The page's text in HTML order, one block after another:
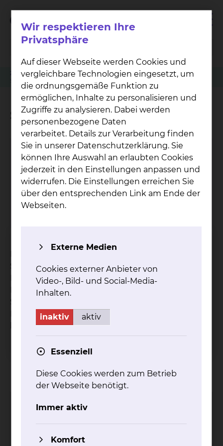
Zuweiser Tumorkonferenzen
Kardiologie & Intensivmedizin
Station Ost 3.2
Station Ost 3.2
Stationsleitung Ost 3.1
Dag­mar Ka­ve­mann
Fichtengrund 1, 38126 Braunschweig
Tel.:
Schwerpunkt liegt auf der Kardiologie und
Elektrophysiologie / Rhythmologie.
Durch die Telemetrieüberwachung im Bereich der
Station kann es ggf. zu einem eingeschränkten
Bewegungsradius zur eigenen Sicherheit
kommen.
Bildnachweise
Entgelttransparenz
Cookie Einstellungen
Wir respektieren Ihre
Privatsphäre
Auf dieser Webseite werden Cookies und
vergleichbare Technologien eingesetzt, um
die ordnungsgemäße Funktion zu
ermöglichen, Inhalte zu personalisieren und
Zugriffe zu analysieren. Dabei werden
personenbezogene Daten
verarbeitet. Details zur Verarbeitung finden
Sie in unserer Datenschutzerklärung. Sie
können Ihre Auswahl an erlaubten Cookies
jederzeit in den Einstellungen anpassen und
widerrufen. Die Einstellungen erreichen Sie
über den entsprechenden Link am Ende der
Webseiten.
Externe Medien
Cookies externer Anbieter von
Video-, Bild- und Social-Media-
Inhalten.
inaktiv aktiv
Essenziell
Diese Cookies werden zum Betrieb
der Webseite benötigt.
Immer aktiv
Komfort